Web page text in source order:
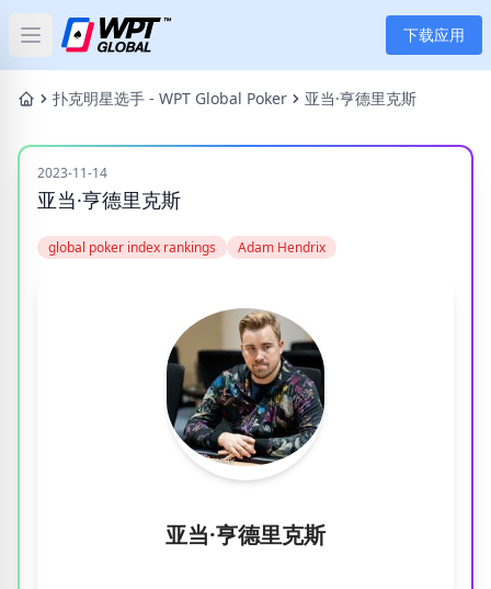
Open main menu 下载应用
首页
新闻
扑克
应用
玩家
分类
标签
扑克明星选手 - WPT Global Poker 亚当·亨德里克斯
2023-11-14
亚当·亨德里克斯
global poker index rankings Adam Hendrix
亚当·亨德里克斯